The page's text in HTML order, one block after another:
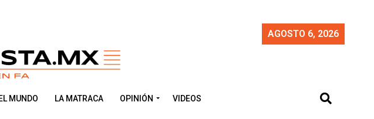
AGOSTO 6, 2026
EL MUNDO LA MATRACA OPINIÓN VIDEOS